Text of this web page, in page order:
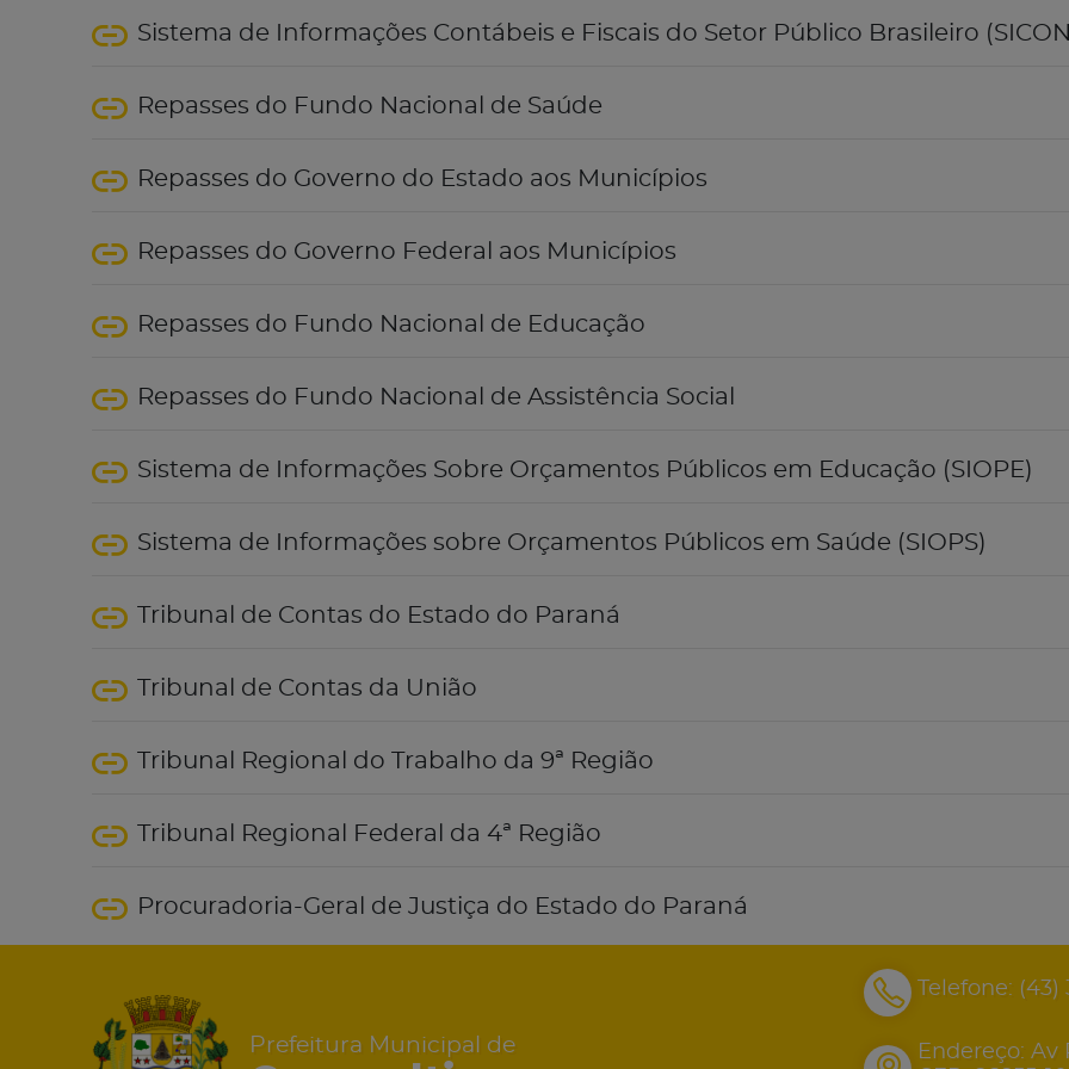
Sistema de Informações Contábeis e Fiscais do Setor Público Brasileiro
Repasses do Fundo Nacional de Saúde
Repasses do Governo do Estado aos Municípios
Repasses do Governo Federal aos Municípios
Repasses do Fundo Nacional de Educação
Repasses do Fundo Nacional de Assistência Social
Sistema de Informações Sobre Orçamentos Públicos em Educação (SIOPE)
Sistema de Informações sobre Orçamentos Públicos em Saúde (SIOPS)
Tribunal de Contas do Estado do Paraná
Tribunal de Contas da União
Tribunal Regional do Trabalho da 9ª Região
Tribunal Regional Federal da 4ª Região
Procuradoria-Geral de Justiça do Estado do Paraná
Prefeitura Municipal de
Telefone: (43)
Endereço: Av